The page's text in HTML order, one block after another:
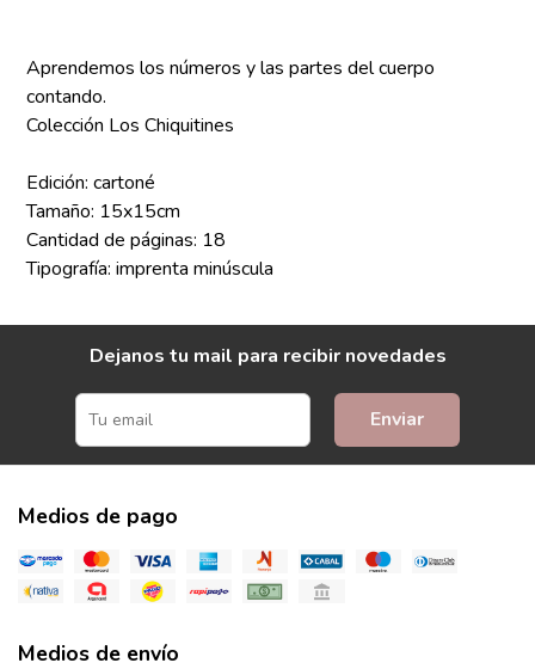
Aprendemos los números y las partes del cuerpo
contando.
Colección Los Chiquitines
Edición: cartoné
Tamaño: 15x15cm
Cantidad de páginas: 18
Tipografía: imprenta minúscula
Dejanos tu mail para recibir novedades
Enviar
Medios de pago
Medios de envío